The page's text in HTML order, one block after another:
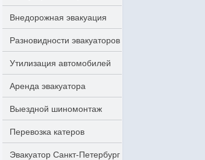
Внедорожная эвакуация
Разновидности эвакуаторов
Утилизация автомобилей
Аренда эвакуатора
Выездной шиномонтаж
Перевозка катеров
Эвакуатор Санкт-Петербург